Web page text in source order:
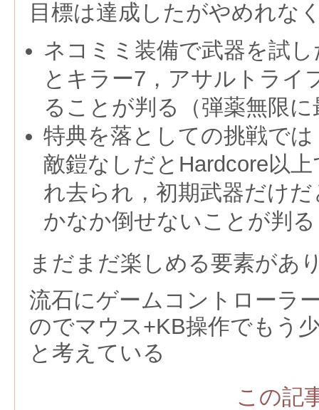
目標は達成したがやめれな
ネコミミ装備で武器を試
とキラー7，アサルトライ
ることが判る（弾薬無限に
特典を落としての挑戦で
敵鎧なしだとHardcore以
れ去られ，初期武器だけ
かなか倒せないことが判る
まだまだ楽しめる要素があ
流石にゲームコントローラ
のでマウス+KB操作でもう
と考えている
この記